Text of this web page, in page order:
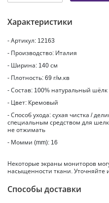
Характеристики
- Артикул: 12163
- Производство: Италия
- Ширина: 140 см
- Плотность: 69 г/м.кв
- Состав: 100% натуральный шёлк
- Цвет: Кремовый
- Способ ухода: сухая чистка /
специальным средством для
не отжимать
- Момми (mm): 16
Некоторые экраны мониторов
насыщенности ткани.
Способы доставки